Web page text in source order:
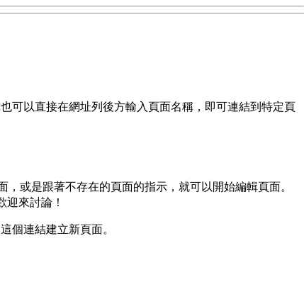
可以直接在網址列後方輸入頁面名稱，即可連結到特定頁
或是跟著不存在的頁面的指示，就可以開始編輯頁面。
來討論！
個連結建立新頁面。